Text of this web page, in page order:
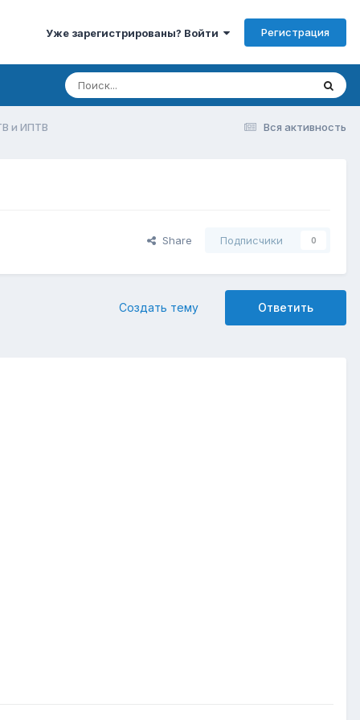
Уже зарегистрированы? Войти Регистрация
Вся активность
и ИПТВ
Share Подписчики 0
Ответить
Создать тему